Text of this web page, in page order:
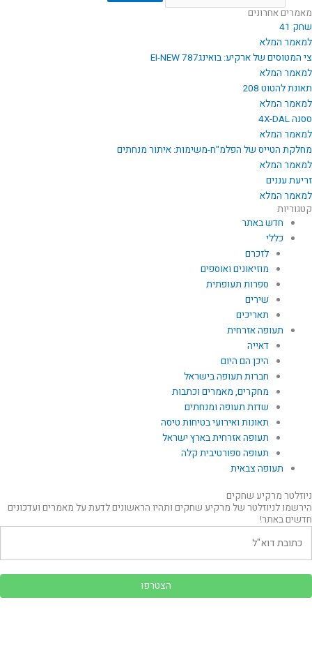
מאמרים אחרונים
שחק 41
למאמר המלא
צי המטוסים של ארקיע: בואינג787 EI-NEW
למאמר המלא
תאונת להטוט 208
למאמר המלא
ססנה 4X-DAL
למאמר המלא
מחלקת הטייס של הפלמ"ח-משימות: איתור מנחתים
למאמר המלא
זריעת עננים
למאמר המלא
קטגוריות
חדש באתר
כללי
לזכרם
מוזיאונים ואוספים
ספרות תעופתית
שירים
תאריכים
תעופה אזרחית
דאייה
היכן הם היום
חברות תעופה בישראל
מחקרים, מאמרים וכתבות
שדות תעופה ומנחתים
תאונות ואירועי בטיחות טיסה
תעופה אזרחית בארץ ישראל
תעופה ספורטיבית קלה
תעופה צבאית
ניוזלטר מרקיע שחקים
הירשמו לניוזלטר של מרקיע שחקים ותהיו הראשונים לדעת על מאמרים ועדכונים
חדשים באתר!